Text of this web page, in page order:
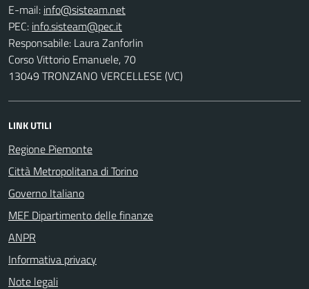
E-mail:
PEC:
Responsabile: Laura Zanforlin
Corso Vittorio Emanuele, 70
13049 TRONZANO VERCELLESE (VC)
LINK UTILI
Regione Piemonte
Città Metropolitana di Torino
Governo Italiano
MEF Dipartimento delle finanze
ANPR
Informativa privacy
Note legali